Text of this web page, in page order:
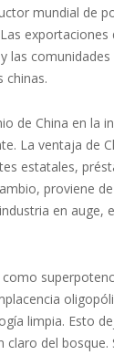
mundial de
las
chinas.
de China en la
La ventaja de
estatales,
proviene
en auge,
limpia. Esto
del